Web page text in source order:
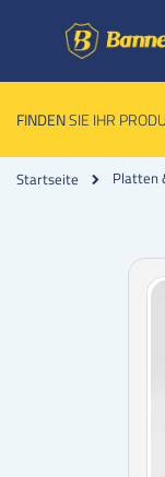
FINDENSIE IHR
Startseite Platten